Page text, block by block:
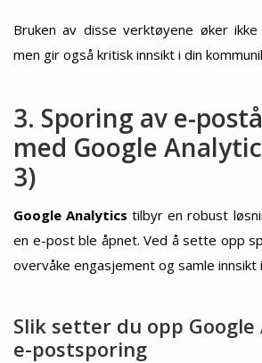
Bruken av disse verktøyene øker
men gir også kritisk innsikt i din
3. Sporing av e-
med Google
3)
Google Analytics tilbyr en robust
en e-post ble åpnet. Ved å sette opp
overvåke engasjement og samle
Slik setter du opp
e-postsporing